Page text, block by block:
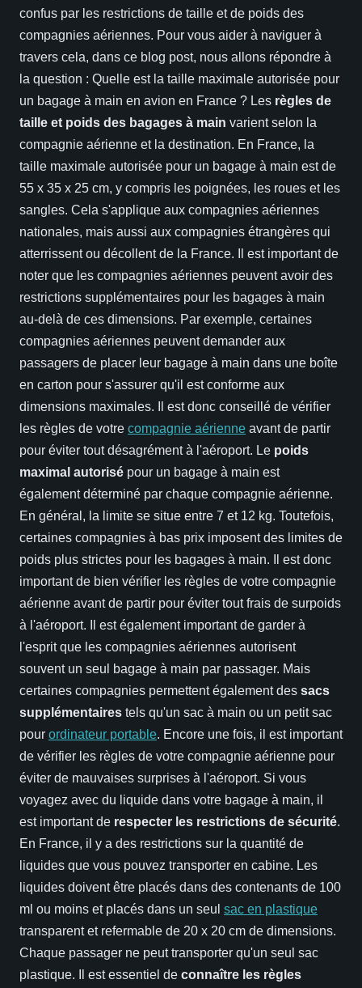
confus par les restrictions de taille et de poids des
compagnies aériennes. Pour vous aider à naviguer à
travers cela, dans ce blog post, nous allons répondre à
la question : Quelle est la taille maximale autorisée pour
un bagage à main en avion en France ? Les règles de
taille et poids des bagages à main varient selon la
compagnie aérienne et la destination. En France, la
taille maximale autorisée pour un bagage à main est de
55 x 35 x 25 cm, y compris les poignées, les roues et les
sangles. Cela s'applique aux compagnies aériennes
nationales, mais aussi aux compagnies étrangères qui
atterrissent ou décollent de la France. Il est important de
noter que les compagnies aériennes peuvent avoir des
restrictions supplémentaires pour les bagages à main
au-delà de ces dimensions. Par exemple, certaines
compagnies aériennes peuvent demander aux
passagers de placer leur bagage à main dans une boîte
en carton pour s'assurer qu'il est conforme aux
dimensions maximales. Il est donc conseillé de vérifier
les règles de votre compagnie aérienne avant de partir
pour éviter tout désagrément à l'aéroport. Le poids
maximal autorisé pour un bagage à main est
également déterminé par chaque compagnie aérienne.
En général, la limite se situe entre 7 et 12 kg. Toutefois,
certaines compagnies à bas prix imposent des limites de
poids plus strictes pour les bagages à main. Il est donc
important de bien vérifier les règles de votre compagnie
aérienne avant de partir pour éviter tout frais de surpoids
à l'aéroport. Il est également important de garder à
l'esprit que les compagnies aériennes autorisent
souvent un seul bagage à main par passager. Mais
certaines compagnies permettent également des sacs
supplémentaires tels qu'un sac à main ou un petit sac
pour ordinateur portable. Encore une fois, il est important
de vérifier les règles de votre compagnie aérienne pour
éviter de mauvaises surprises à l'aéroport. Si vous
voyagez avec du liquide dans votre bagage à main, il
est important de respecter les restrictions de sécurité.
En France, il y a des restrictions sur la quantité de
liquides que vous pouvez transporter en cabine. Les
liquides doivent être placés dans des contenants de 100
ml ou moins et placés dans un seul sac en plastique
transparent et refermable de 20 x 20 cm de dimensions.
Chaque passager ne peut transporter qu'un seul sac
plastique. Il est essentiel de connaître les règles